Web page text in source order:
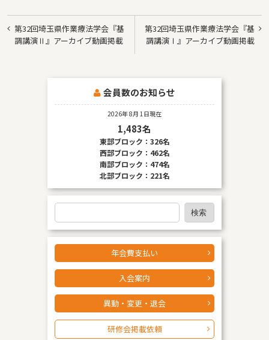
投
稿
第32回埼玉県作業療法学会『基
調講演Ⅰ』アーカイブ動画掲載
第32回埼玉県作業療法学会『基
調講演Ⅱ』アーカイブ動画掲載
会員数のお知らせ
2026年 8月 1日現在
1,483名
東部ブロック：326名
西部ブロック：462名
南部ブロック：474名
北部ブロック：221名
検
索
検索
年会費支払い
入会案内
異動・変更・退会
研修会掲載依頼